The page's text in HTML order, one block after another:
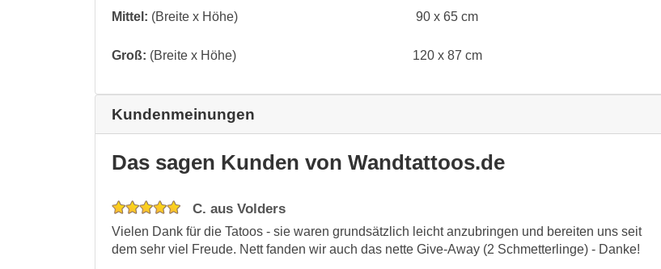
Mittel: (Breite x Höhe) 90 x 65 cm
Groß: (Breite x Höhe) 120 x 87 cm
Kundenmeinungen
Das sagen Kunden von Wandtattoos.de
C. aus Volders
Vielen Dank für die Tatoos - sie waren grundsätzlich leicht anzubringen und bereiten uns seit
dem sehr viel Freude. Nett fanden wir auch das nette Give-Away (2 Schmetterlinge) - Danke!